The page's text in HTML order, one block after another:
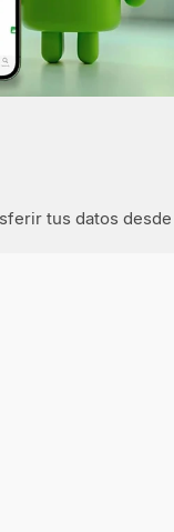
tus datos desde